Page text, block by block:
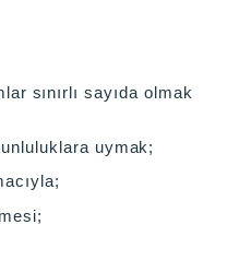
sınırlı sayıda olmak
uymak;